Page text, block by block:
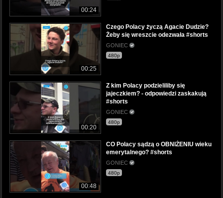
00:24
00:25
Czego Polacy życzą Agacie Dudzie?
Żeby się wreszcie odezwała #shorts
GONIEC
480p
00:20
Z kim Polacy podzieliliby się
jajeczkiem? - odpowiedzi zaskakują
#shorts
GONIEC
480p
00:48
CO Polacy sądzą o OBNIŻENIU wieku
emerytalnego? #shorts
GONIEC
480p